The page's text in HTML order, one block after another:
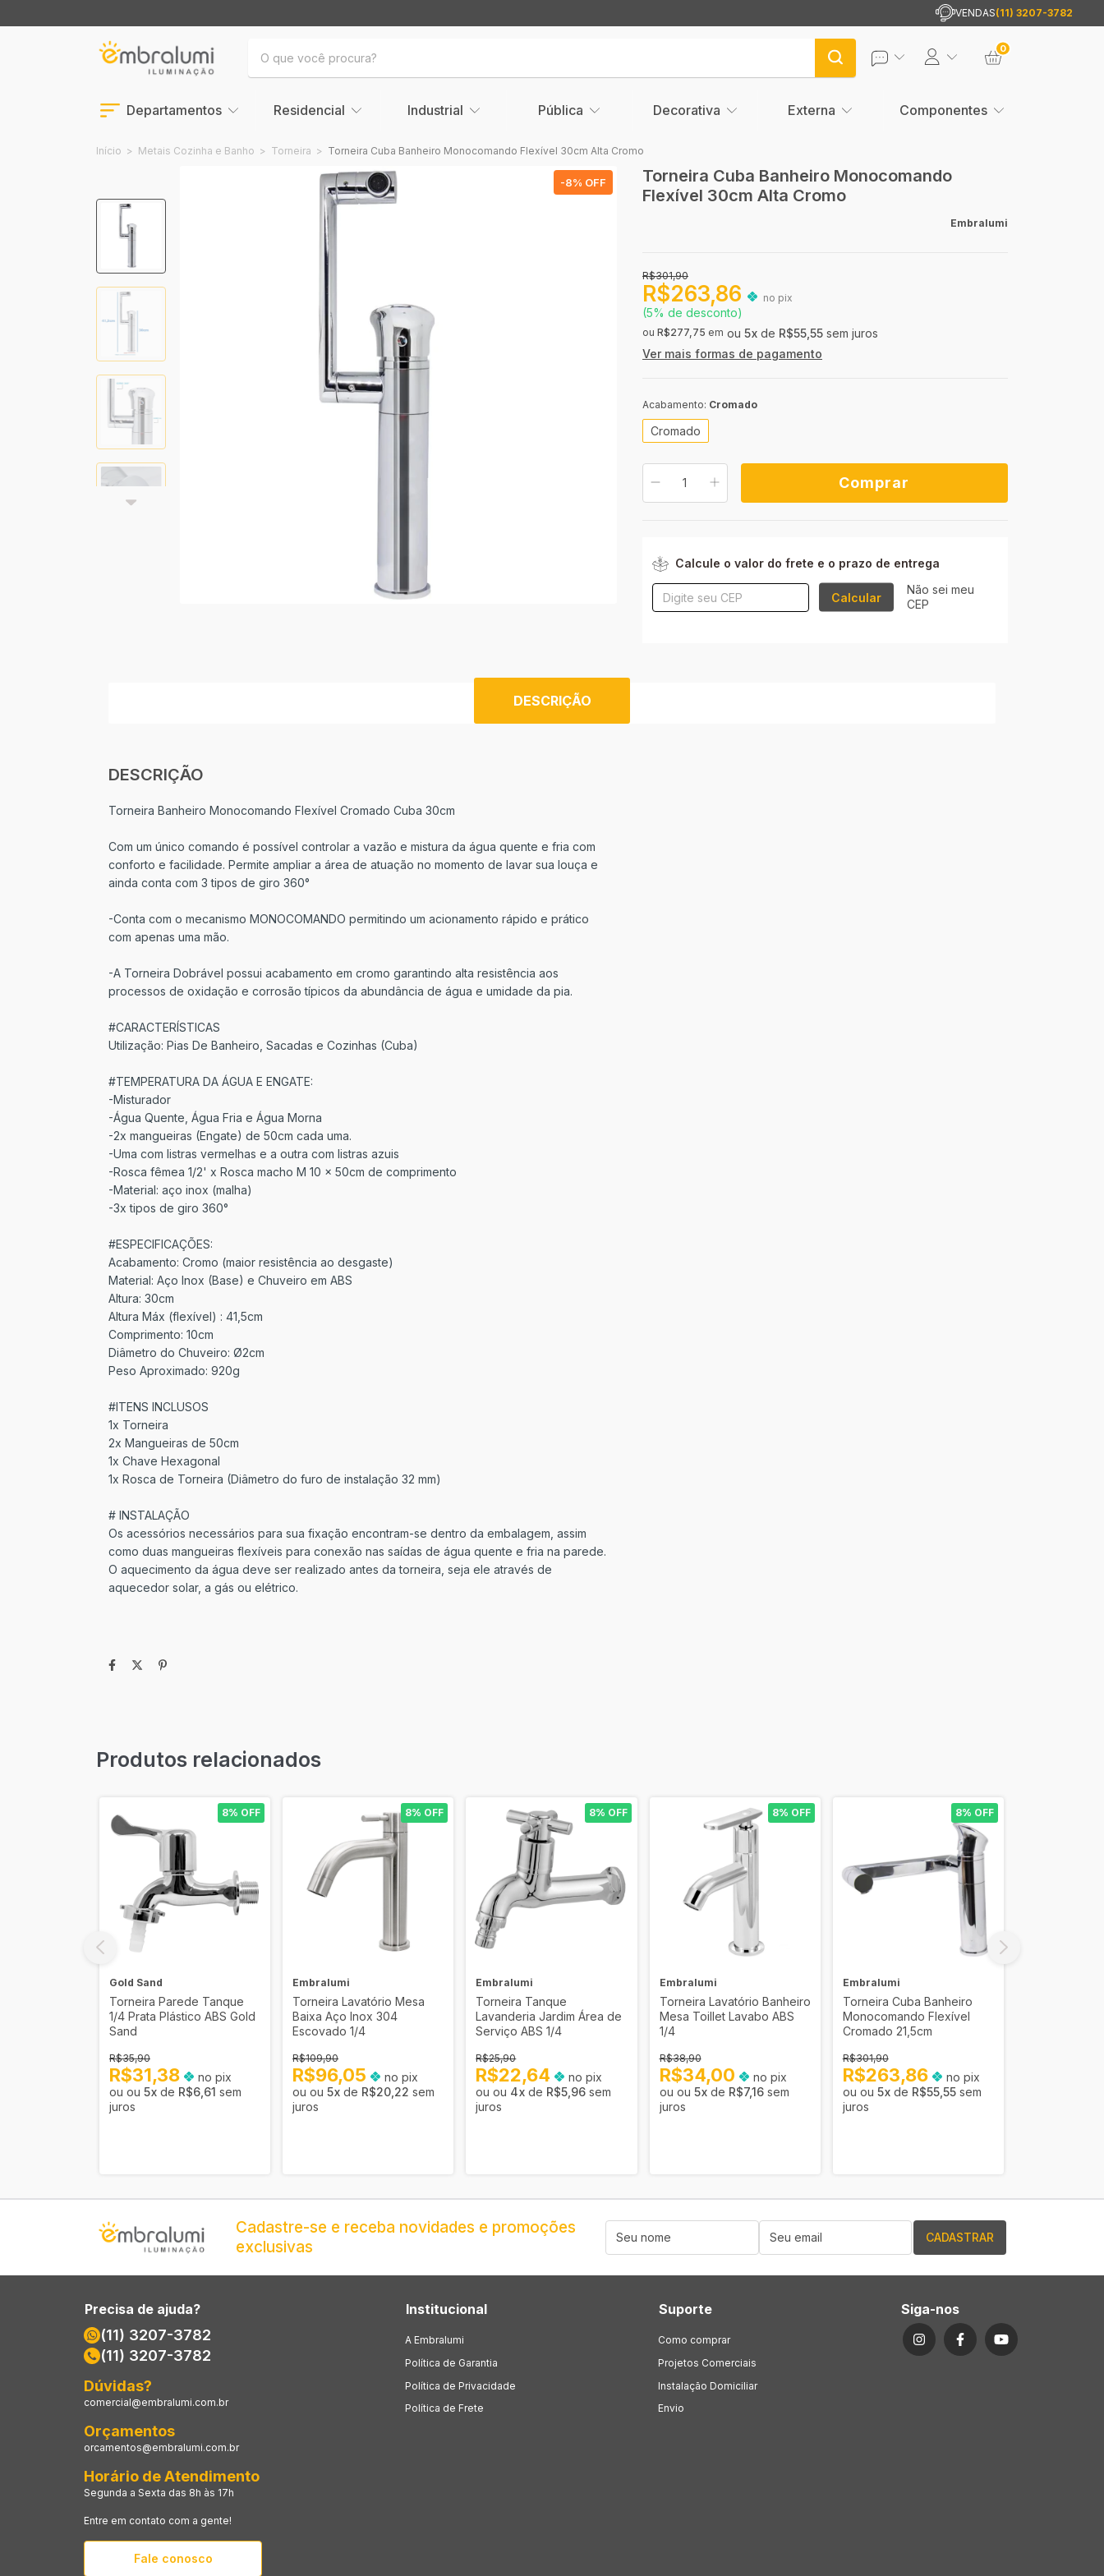
VENDAS(11) 3207-3782
0
Departamentos Residencial Industrial Pública Decorativa Externa Componentes
Início > Metais Cozinha e Banho > Torneira > Torneira Cuba Banheiro Monocomando Flexível 30cm Alta Cromo
-8% OFF
Torneira Cuba Banheiro Monocomando
Flexível 30cm Alta Cromo
Embralumi
R$301,90
R$263,86 no pix
(5% de desconto)
ou R$277,75 em 5x de R$55,55 sem juros
Ver mais formas de pagamento
Acabamento: Cromado
Cromado
Calcule o valor do frete e o prazo de entrega
Calcular
Não sei meu
CEP
DESCRIÇÃO
DESCRIÇÃO
Torneira Banheiro Monocomando Flexível Cromado Cuba 30cm
Com um único comando é possível controlar a vazão e mistura da água quente e fria com
conforto e facilidade. Permite ampliar a área de atuação no momento de lavar sua louça e
ainda conta com 3 tipos de giro 360°
-Conta com o mecanismo MONOCOMANDO permitindo um acionamento rápido e prático
com apenas uma mão.
-A Torneira Dobrável possui acabamento em cromo garantindo alta resistência aos
processos de oxidação e corrosão típicos da abundância de água e umidade da pia.
#CARACTERÍSTICAS
Utilização: Pias De Banheiro, Sacadas e Cozinhas (Cuba)
#TEMPERATURA DA ÁGUA E ENGATE:
-Misturador
-Água Quente, Água Fria e Água Morna
-2x mangueiras (Engate) de 50cm cada uma.
-Uma com listras vermelhas e a outra com listras azuis
-Rosca fêmea 1/2' x Rosca macho M 10 x 50cm de comprimento
-Material: aço inox (malha)
-3x tipos de giro 360°
#ESPECIFICAÇÕES:
Acabamento: Cromo (maior resistência ao desgaste)
Material: Aço Inox (Base) e Chuveiro em ABS
Altura: 30cm
Altura Máx (flexível) : 41,5cm
Comprimento: 10cm
Diâmetro do Chuveiro: Ø2cm
Peso Aproximado: 920g
#ITENS INCLUSOS
1x Torneira
2x Mangueiras de 50cm
1x Chave Hexagonal
1x Rosca de Torneira (Diâmetro do furo de instalação 32 mm)
# INSTALAÇÃO
Os acessórios necessários para sua fixação encontram-se dentro da embalagem, assim
como duas mangueiras flexíveis para conexão nas saídas de água quente e fria na parede.
O aquecimento da água deve ser realizado antes da torneira, seja ele através de
aquecedor solar, a gás ou elétrico.
Produtos relacionados
8% OFF
Gold Sand
Torneira Parede Tanque
1/4 Prata Plástico ABS Gold
Sand
R$35,90
R$31,38
no pix
5x de R$6,61 sem
juros
8% OFF
Embralumi
Torneira Lavatório Mesa
Baixa Aço Inox 304
Escovado 1/4
R$109,90
R$96,05
no pix
5xde R$20,22 sem
juros
8% OFF
Embralumi
Torneira Tanque
Lavanderia Jardim Área de
Serviço ABS 1/4
R$25,90
R$22,64
no pix
4xde R$5,96 sem
juros
8% OFF
Embralumi
Torneira Lavatório Banheiro
Mesa Toillet Lavabo ABS
1/4
R$38,90
R$34,00
no pix
5x de R$7,16 sem
juros
8% OFF
Embralumi
Torneira Cuba Banheiro
Monocomando Flexível
Cromado 21,5cm
R$301,90
R$263,86
no pix
5x de R$55,55 sem
juros
Cadastre-se e receba novidades e promoções
exclusivas
Precisa de ajuda?
(11) 3207-3782
(11) 3207-3782
Dúvidas?
comercial@embralumi.com.br
Orçamentos
orcamentos@embralumi.com.br
Horário de Atendimento
Segunda a Sexta das 8h às 17h
Entre em contato com a gente!
Fale conosco
Institucional
A Embralumi
Política de Garantia
Política de Privacidade
Política de Frete
Suporte
Como comprar
Projetos Comerciais
Instalação Domiciliar
Envio
Siga-nos